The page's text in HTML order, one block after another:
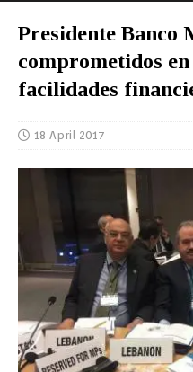
Presidente Banco
comprometidos
facilidades
18 April 2017